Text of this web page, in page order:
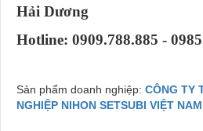
Hải Dương
Hotline: 0909.788.885 -
Sản phẩm doanh nghiệp: CÔNG TY
NGHIỆP NIHON SETSUBI VIỆT NAM